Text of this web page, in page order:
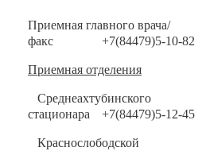
Приемная главного врача/
факс
+7(84479)5-10-82
Приемная отделения
Среднеахтубинского
стационара
+7(84479)5-12-45
Краснослободской